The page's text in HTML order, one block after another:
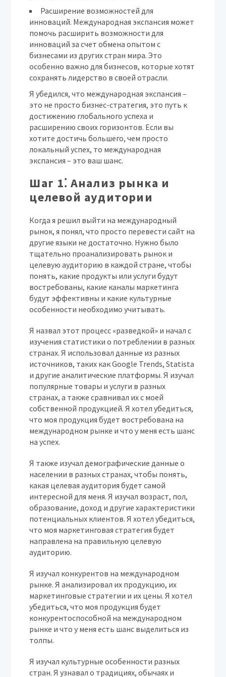
Расширение возможностей для
инноваций. Международная экспансия может
помочь расширить возможности для
инноваций за счет обмена опытом с
бизнесами из других стран мира. Это
особенно важно для бизнесов, которые хотят
сохранять лидерство в своей отрасли.
Я убедился, что международная экспансия –
это не просто бизнес-стратегия, это путь к
достижению глобального успеха и
расширению своих горизонтов. Если вы
хотите достичь большего, чем просто
локальный успех, то международная
экспансия – это ваш шанс.
Шаг 1⁚ Анализ рынка и
целевой аудитории
Когда я решил выйти на международный
рынок, я понял, что просто перевести сайт на
другие языки не достаточно. Нужно было
тщательно проанализировать рынок и
целевую аудиторию в каждой стране, чтобы
понять, какие продукты или услуги будут
востребованы, какие каналы маркетинга
будут эффективны и какие культурные
особенности необходимо учитывать.
Я назвал этот процесс «разведкой» и начал с
изучения статистики о потреблении в разных
странах. Я использовал данные из разных
источников, таких как Google Trends, Statista
и другие аналитические платформы. Я изучал
популярные товары и услуги в разных
странах, а также сравнивал их с моей
собственной продукцией. Я хотел убедиться,
что моя продукция будет востребована на
международном рынке и что у меня есть шанс
на успех.
Я также изучал демографические данные о
населении в разных странах, чтобы понять,
какая целевая аудитория будет самой
интересной для меня. Я изучал возраст, пол,
образование, доход и другие характеристики
потенциальных клиентов. Я хотел убедиться,
что моя маркетинговая стратегия будет
направлена на правильную целевую
аудиторию.
Я изучал конкурентов на международном
рынке. Я анализировал их продукцию, их
маркетинговые стратегии и их цены. Я хотел
убедиться, что моя продукция будет
конкурентоспособной на международном
рынке и что у меня есть шанс выделиться из
толпы.
Я изучал культурные особенности разных
стран. Я узнавал о традициях, обычаях и